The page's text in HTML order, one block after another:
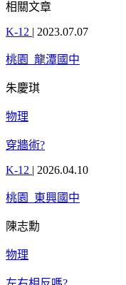
相關文章
K-12 | 2023.07.07
桃園_龍潭國中
朱慶琪
物理
穿牆術?
K-12 | 2026.04.10
桃園_東興國中
陳志勳
物理